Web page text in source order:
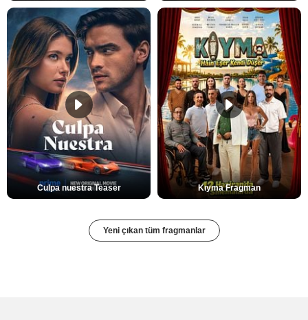
Culpa nuestra Teaser Kıyma Fragman
Yeni çıkan tüm fragmanlar